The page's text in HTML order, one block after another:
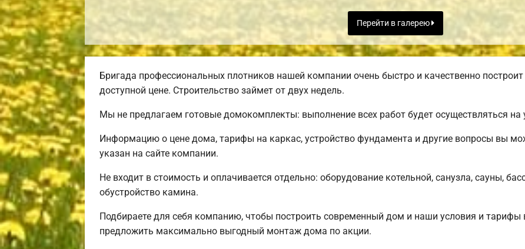
Перейти в галерею
Бригада профессиональных плотников нашей компании очень быстро и качественно
доступной цене. Строительство займет от двух недель.
Мы не предлагаем готовые домокомплекты: выполнение всех работ будет осуществляться на
Информацию о цене дома, тарифы на каркас, устройство фундамента и другие вопросы вы
указан на сайте компании.
Не входит в стоимость и оплачивается отдельно: оборудование котельной, санузла, сауны,
обустройство камина.
Подбираете для себя компанию, чтобы построить современный дом и наши условия и тарифы
предложить максимально выгодный монтаж дома по акции.